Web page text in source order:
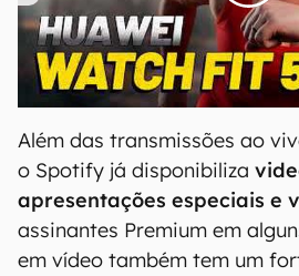
00:00/04:51
Além das transmissões ao
o Spotify já disponibiliza
apresentações especiais e
assinantes Premium em
em vídeo também tem um